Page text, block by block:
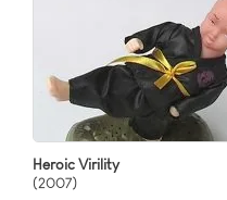
Heroic Virility
(2007)